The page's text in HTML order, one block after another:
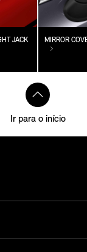
JACK MIRROR
Ir para o início